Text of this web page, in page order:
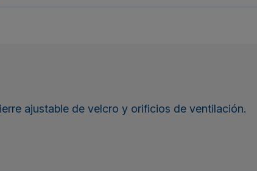
ajustable de velcro y orificios de ventilación.